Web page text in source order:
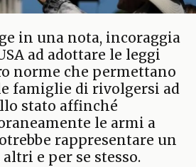
in una nota, incoraggia
ad adottare le leggi
norme che permettano
famiglie di rivolgersi ad
stato affinché
le armi a
rappresentare un
e per se stesso.